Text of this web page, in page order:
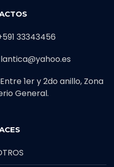
33343456
1er y 2do anillo, Zona
General.